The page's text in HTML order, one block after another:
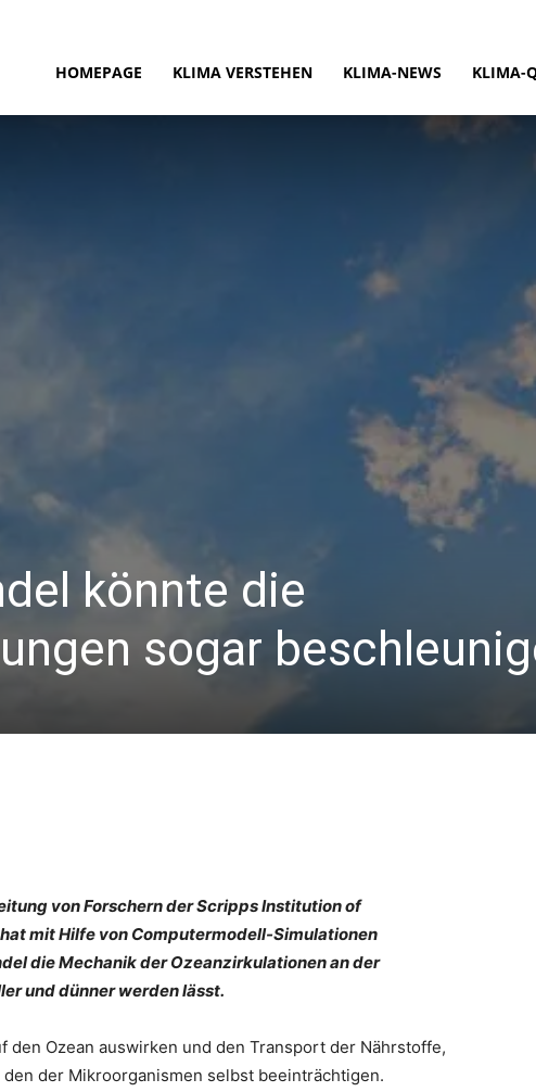
HOMEPAGE KLIMA VERSTEHEN KLIMA-NEWS KLIMA-
könnte die
sogar
von Forschern der Scripps Institution of
mit Hilfe von Computermodell-Simulationen
die Mechanik der Ozeanzirkulationen an der
und dünner werden lässt.
den Ozean auswirken und den Transport der Nährstoffe,
der Mikroorganismen selbst beeinträchtigen.